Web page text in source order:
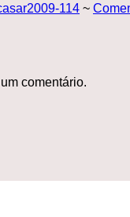
114 ~
comentário.